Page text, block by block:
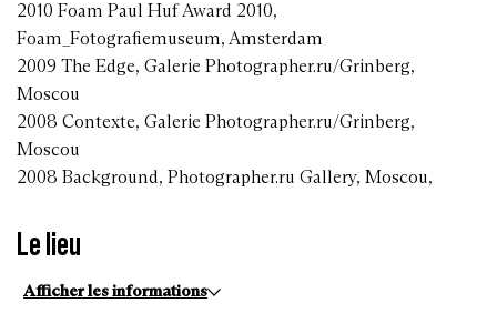
2010 Foam Paul Huf Award 2010,
Foam_Fotografiemuseum, Amsterdam
2009 The Edge, Galerie Photographer.ru/Grinberg,
Moscou
2008 Contexte, Galerie Photographer.ru/Grinberg,
Moscou
2008 Background, Photographer.ru Gallery, Moscou,
Le lieu
Afficher les informations